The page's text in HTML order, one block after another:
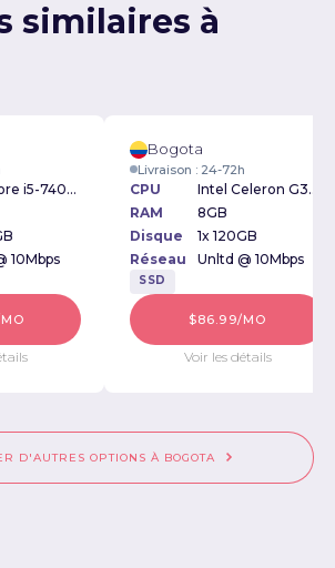
similaires à
Intel Core i5-7400 3.5GHz
10Mbps
Bogota
Livraison : 24-72h
CPU
Intel Celeron G3900 2.8GHz
RAM
8GB
Disque
1x 120GB
Réseau
Unltd @ 10Mbps
SSD
$86.99/MO
Voir les détails
D'AUTRES OPTIONS À BOGOTA